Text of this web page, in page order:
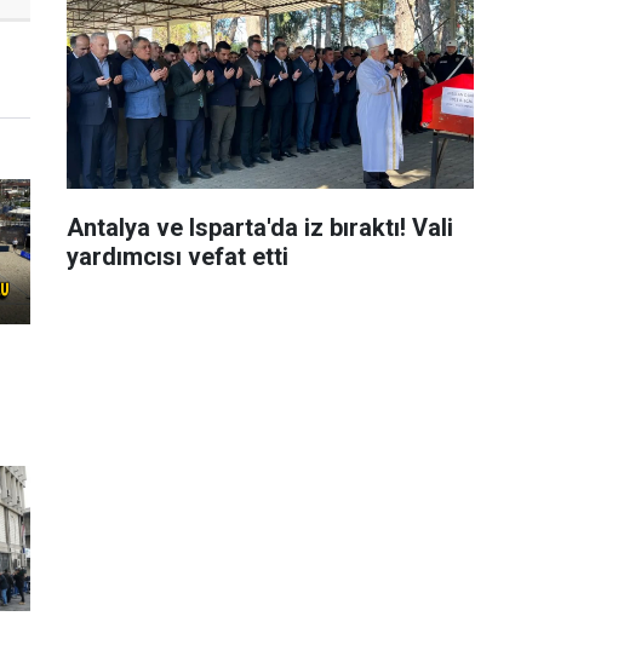
Antalya ve Isparta'da iz bıraktı! Vali
yardımcısı vefat etti